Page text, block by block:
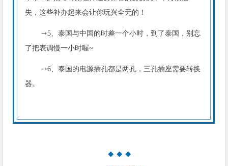
失，这些补办起来会让你玩兴全无的！
➙5、泰国与中国的时差一个小时，到了泰国，别忘
了把表调慢一小时喔~
➙6、泰国的电源插孔都是两孔，三孔插座需要转换
器。
◆ ◆ ◆